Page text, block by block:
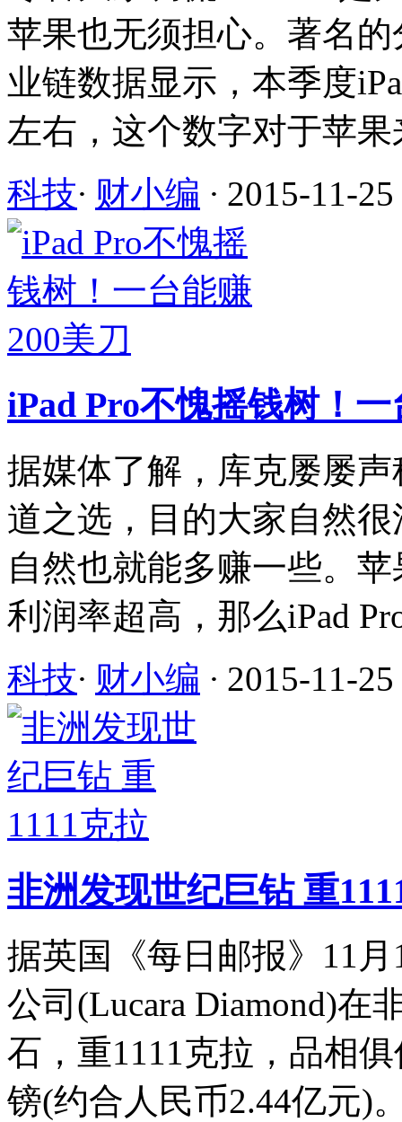
苹果也无须担心。著名
业链数据显示，本季度
左右，这个数字对于苹
科技· 财小编 · 2015-11-
iPad Pro不愧摇钱树！
据媒体了解，库克屡屡声
道之选，目的大家自然
自然也就能多赚一些。
利润率超高，那么iPad
科技· 财小编 · 2015-11-
非洲发现世纪巨钻 重
据英国《每日邮报》11
公司(Lucara Diamond)在
石，重1111克拉，品相
镑(约合人民币2.44亿元)